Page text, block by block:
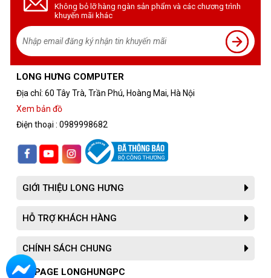
Không bỏ lỡ hàng ngàn sản phẩm và các chương trình
khuyến mãi khác
LONG HƯNG COMPUTER
Địa chỉ: 60 Tây Trà, Trần Phú, Hoàng Mai, Hà Nội
Xem bản đồ
Điện thoại : 0989998682
GIỚI THIỆU LONG HƯNG
HỖ TRỢ KHÁCH HÀNG
CHÍNH SÁCH CHUNG
FANPAGE LONGHUNGPC